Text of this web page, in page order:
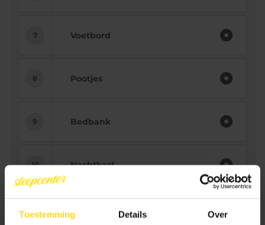
Toestemming Details Over
Voetbord
Pootjes
Bedbank
Nachtkast